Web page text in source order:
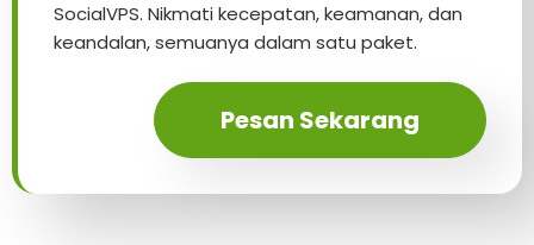
SocialVPS. Nikmati kecepatan, keamanan, dan
keandalan, semuanya dalam satu paket.
Pesan Sekarang